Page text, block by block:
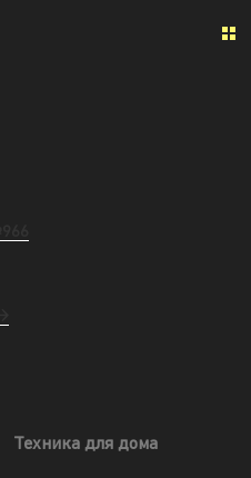
Техника для дома